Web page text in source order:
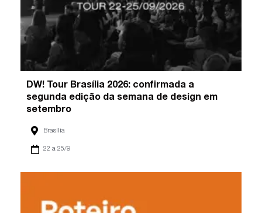
DW! Tour Brasília 2026: confirmada a
segunda edição da semana de design em
setembro
Brasília
22 a 25/9